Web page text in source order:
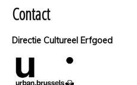
Contact
Directie Cultureel Erfgoed